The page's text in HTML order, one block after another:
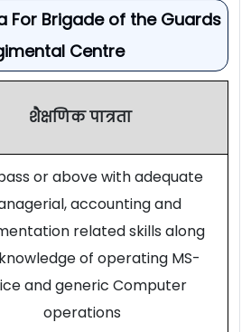
For Brigade of the Guards
Centre
शैक्षणिक पात्रता
or above with adequate
accounting and
related skills along
of operating MS-
and generic Computer
operations